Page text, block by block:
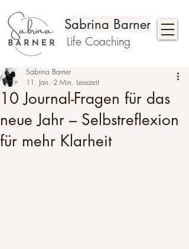
Sabrina Barner
Life Coaching
10 Journal-Fragen für das
neue Jahr – Selbstreflexion
für mehr Klarheit
Sabrina Barner
11. Jan. 2 Min. Lesezeit